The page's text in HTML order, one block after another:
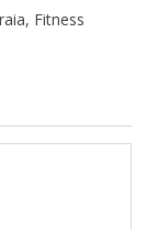
Fitness